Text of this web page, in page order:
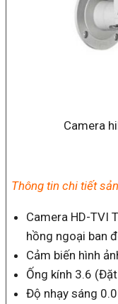
Camera
Thông tin chi tiết
Camera HD-TVI
hồng ngoại ban
Cảm biến hình
Ống kính 3.6
Độ nhạy sáng